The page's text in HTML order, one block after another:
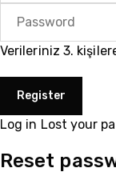
Verileriniz 3.
Log in Lost your
Reset